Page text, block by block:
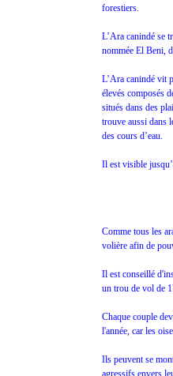
forestiers.
L’Ara canindé se
nommée El Beni,
L’Ara canindé vit
élevés composés
situés dans des
trouve aussi dans
des cours d’eau.
Il est visible
Comme tous les
volière afin de
Il est conseillé
un trou de vol de
Chaque couple
l'année, car les
Ils peuvent se
agressifs envers